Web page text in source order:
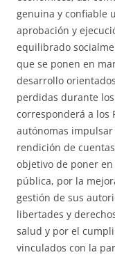
genuina y confiable
aprobación y
equilibrado
que se ponen en
desarrollo
perdidas durante
corresponderá a los
autónomas
rendición de
objetivo de poner
pública, por la
gestión de sus
libertades y
salud y por el
vinculados con la